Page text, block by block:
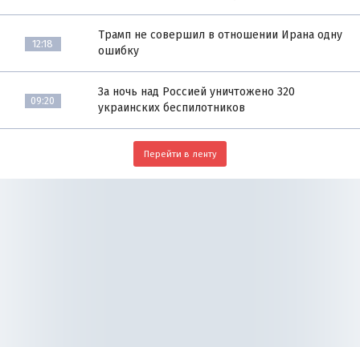
12:18
Трамп не совершил в отношении Ирана одну
ошибку
09:20
За ночь над Россией уничтожено 320
украинских беспилотников
Перейти в ленту